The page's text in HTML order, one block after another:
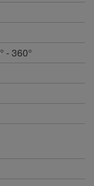
- 360°